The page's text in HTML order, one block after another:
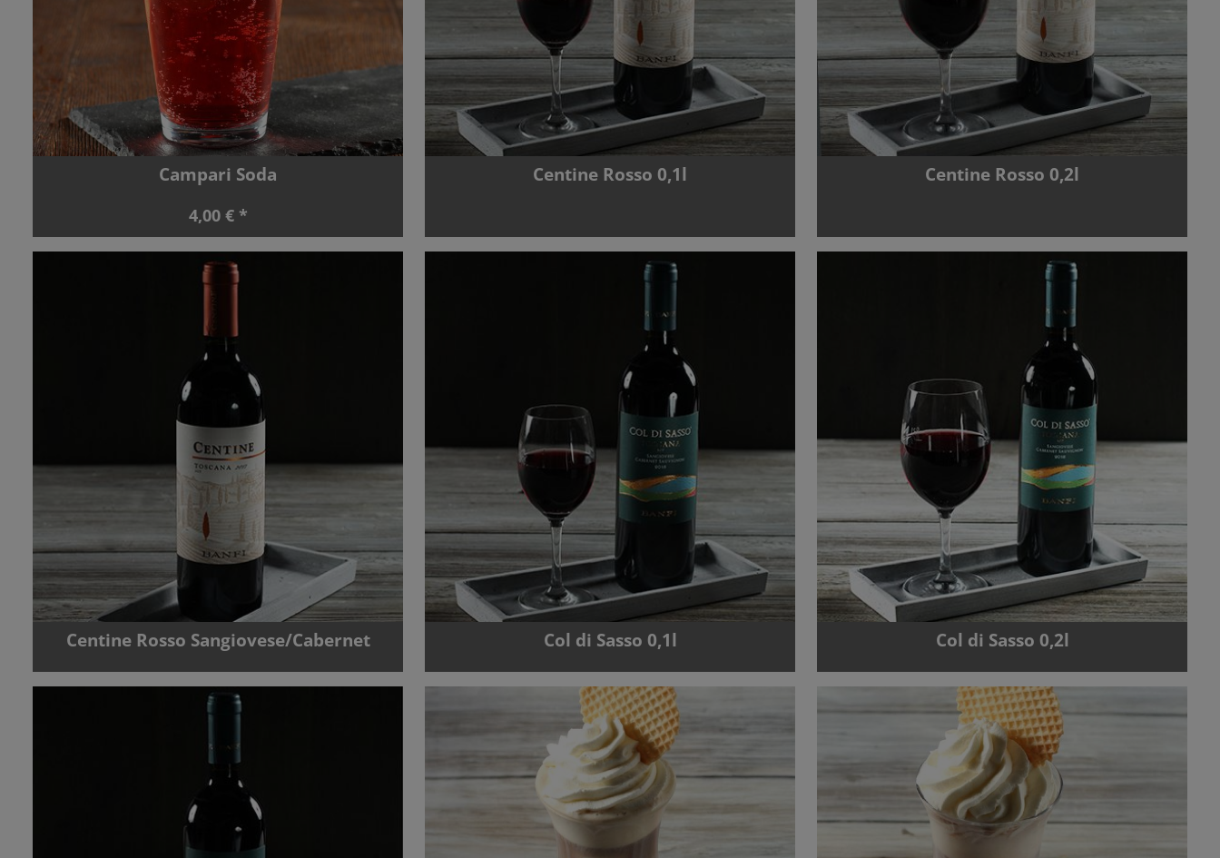
Campari Soda
4,00 € *
Centine Rosso 0,1l Centine Rosso 0,2l
Centine Rosso Sangiovese/Cabernet Col di Sasso 0,1l Col di Sasso 0,2l